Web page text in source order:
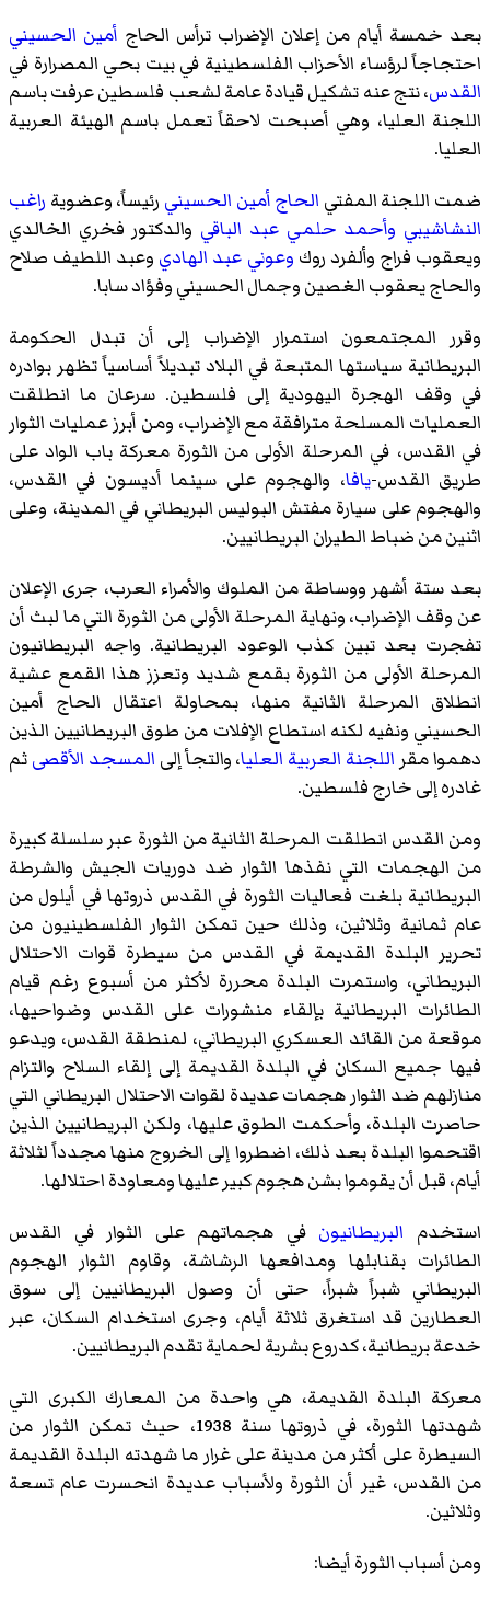
بعد خمسة أيام من إعلان الإضراب ترأس الحاج أمين الحسيني
احتجاجاً لرؤساء الأحزاب الفلسطينية في بيت بحي المصرارة في
القدس، نتج عنه تشكيل قيادة عامة لشعب فلسطين عرفت باسم
اللجنة العليا، وهي أصبحت لاحقاً تعمل باسم الهيئة العربية
العليا.
ضمت اللجنة المفتي الحاج أمين الحسيني رئيساً، وعضوية راغب
النشاشيبي وأحمد حلمي عبد الباقي والدكتور فخري الخالدي
ويعقوب فراج وألفرد روك وعوني عبد الهادي وعبد اللطيف صلاح
والحاج يعقوب الغصين وجمال الحسيني وفؤاد سابا.
وقرر المجتمعون استمرار الإضراب إلى أن تبدل الحكومة
البريطانية سياستها المتبعة في البلاد تبديلاً أساسياً تظهر بوادره
في وقف الهجرة اليهودية إلى فلسطين. سرعان ما انطلقت
العمليات المسلحة مترافقة مع الإضراب، ومن أبرز عمليات الثوار
في القدس، في المرحلة الأولى من الثورة معركة باب الواد على
طريق القدس-يافا، والهجوم على سينما أديسون في القدس،
والهجوم على سيارة مفتش البوليس البريطاني في المدينة، وعلى
اثنين من ضباط الطيران البريطانيين.
بعد ستة أشهر ووساطة من الملوك والأمراء العرب، جرى الإعلان
عن وقف الإضراب، ونهاية المرحلة الأولى من الثورة التي ما لبث أن
تفجرت بعد تبين كذب الوعود البريطانية. واجه البريطانيون
المرحلة الأولى من الثورة بقمع شديد وتعزز هذا القمع عشية
انطلاق المرحلة الثانية منها، بمحاولة اعتقال الحاج أمين
الحسيني ونفيه لكنه استطاع الإفلات من طوق البريطانيين الذين
دهموا مقر اللجنة العربية العليا، والتجأ إلى المسجد الأقصىثم
غادره إلى خارج فلسطين.
ومن القدس انطلقت المرحلة الثانية من الثورة عبر سلسلة كبيرة
من الهجمات التي نفذها الثوار ضد دوريات الجيش والشرطة
البريطانية بلغت فعاليات الثورة في القدس ذروتها في أيلول من
عام ثمانية وثلاثين، وذلك حين تمكن الثوار الفلسطينيون من
تحرير البلدة القديمة في القدس من سيطرة قوات الاحتلال
البريطاني، واستمرت البلدة محررة لأكثر من أسبوع رغم قيام
الطائرات البريطانية بإلقاء منشورات على القدس وضواحيها،
موقعة من القائد العسكري البريطاني، لمنطقة القدس، ويدعو
فيها جميع السكان في البلدة القديمة إلى إلقاء السلاح والتزام
منازلهم ضد الثوار هجمات عديدة لقوات الاحتلال البريطاني التي
حاصرت البلدة، وأحكمت الطوق عليها، ولكن البريطانيين الذين
اقتحموا البلدة بعد ذلك، اضطروا إلى الخروج منها مجدداً لثلاثة
أيام، قبل أن يقوموا بشن هجوم كبير عليها ومعاودة احتلالها.
استخدم البريطانيون في هجماتهم على الثوار في القدس
الطائرات بقنابلها ومدافعها الرشاشة، وقاوم الثوار الهجوم
البريطاني شبراً شبراً، حتى أن وصول البريطانيين إلى سوق
العطارين قد استغرق ثلاثة أيام، وجرى استخدام السكان، عبر
خدعة بريطانية، كدروع بشرية لحماية تقدم البريطانيين.
معركة البلدة القديمة، هي واحدة من المعارك الكبرى التي
شهدتها الثورة، في ذروتها سنة 1938، حيث تمكن الثوار من
السيطرة على أكثر من مدينة على غرار ما شهدته البلدة القديمة
من القدس، غير أن الثورة ولأسباب عديدة انحسرت عام تسعة
وثلاثين.
ومن أسباب الثورة أيضا: